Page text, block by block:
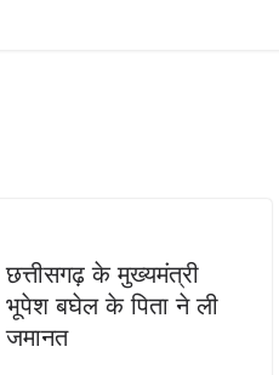
छत्तीसगढ़ के मुख्यमंत्री
भूपेश बघेल के पिता ने ली
जमानत